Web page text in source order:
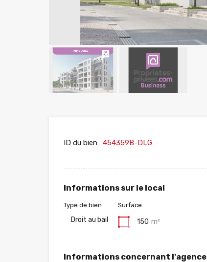
ID du bien : 454359B-DLG
Informations sur le local
Type de bien
Droit au bail
Surface
150 m²
Informations concernant l'agence